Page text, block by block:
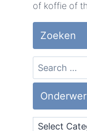
of koffie of
Zoeken
Search
for: